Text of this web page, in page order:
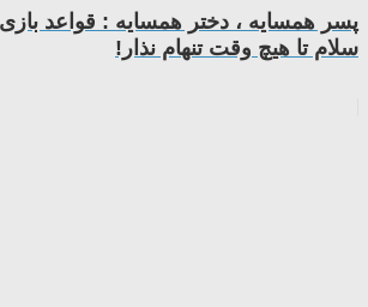
پسر همسایه ، دختر همسایه : قواعد
سلام تا هیچ وقت تنهام نذار!